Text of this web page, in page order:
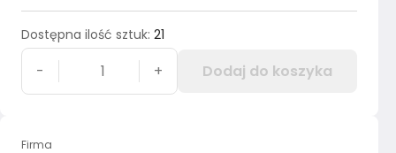
Dostępna ilość sztuk: 21
- + Dodaj do koszyka
Firma